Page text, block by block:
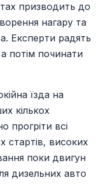
призводить до
нагару та
Експерти радять
потім починати
їзда на
кількох
прогріти всі
стартів, високих
поки двигун
дизельних авто